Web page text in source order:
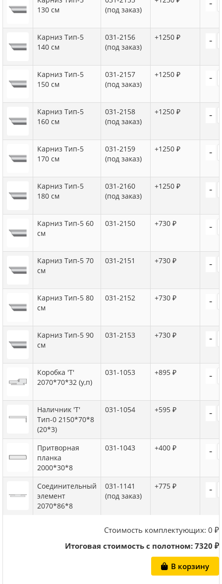
130 см
(под заказ)
-
Карниз Тип-5
140 см
031-2156
(под заказ)
+1250 ₽ -
Карниз Тип-5
150 см
031-2157
(под заказ)
+1250 ₽ -
Карниз Тип-5
160 см
031-2158
(под заказ)
+1250 ₽ -
Карниз Тип-5
170 см
031-2159
(под заказ)
+1250 ₽ -
Карниз Тип-5
180 см
031-2160
(под заказ)
+1250 ₽ -
Карниз Тип-5 60
см
031-2150 +730 ₽ -
Карниз Тип-5 70
см
031-2151 +730 ₽ -
Карниз Тип-5 80
см
031-2152 +730 ₽ -
Карниз Тип-5 90
см
031-2153 +730 ₽ -
Коробка 'Т'
2070*70*32 (у,п)
031-1053 +895 ₽ -
Наличник 'Т'
Тип-0 2150*70*8
(20*3)
031-1054 +595 ₽ -
Притворная
планка
2000*30*8
031-1043 +400 ₽ -
Соединительный
элемент
2070*86*8
031-1141
(под заказ)
+775 ₽ -
Стоимость комплектующих: 0 ₽
Итоговая стоимость с полотном:7320 ₽
В корзину